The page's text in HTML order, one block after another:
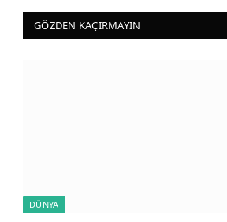
GÖZDEN KAÇIRMAYIN
DÜNYA